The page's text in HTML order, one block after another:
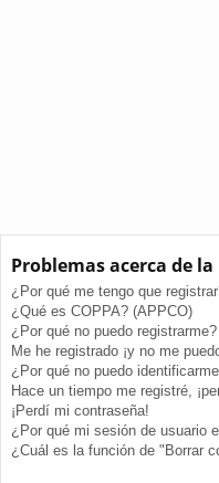
Problemas acerca de
¿Por qué me tengo que
¿Qué es COPPA? (APPCO)
¿Por qué no puedo registrarme?
Me he registrado ¡y no me
¿Por qué no puedo
Hace un tiempo me registré,
¡Perdí mi contraseña!
¿Por qué mi sesión de usuario
¿Cuál es la función de "Borrar